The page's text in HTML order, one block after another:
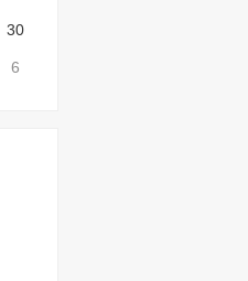
30
6